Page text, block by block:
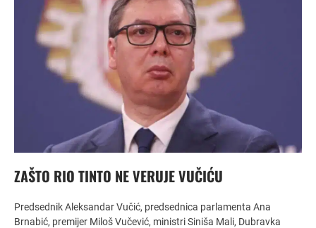
ZAŠTO RIO TINTO NE VERUJE VUČIĆU
Predsednik Aleksandar Vučić, predsednica parlamenta Ana
Brnabić, premijer Miloš Vučević, ministri Siniša Mali, Dubravka